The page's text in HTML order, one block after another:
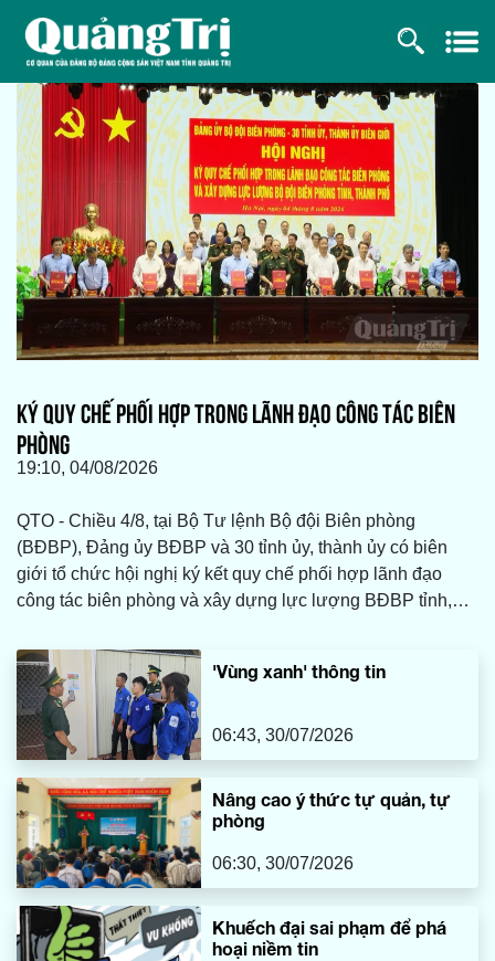
KÝ QUY CHẾ PHỐI HỢP TRONG LÃNH ĐẠO CÔNG TÁC BIÊN
PHÒNG
19:10, 04/08/2026
QTO - Chiều 4/8, tại Bộ Tư lệnh Bộ đội Biên phòng
(BĐBP), Đảng ủy BĐBP và 30 tỉnh ủy, thành ủy có biên
giới tổ chức hội nghị ký kết quy chế phối hợp lãnh đạo
công tác biên phòng và xây dựng lực lượng BĐBP tỉnh,
'Vùng xanh' thông tin
06:43, 30/07/2026
Nâng cao ý thức tự quản, tự
phòng
06:30, 30/07/2026
Khuếch đại sai phạm để phá
hoại niềm tin